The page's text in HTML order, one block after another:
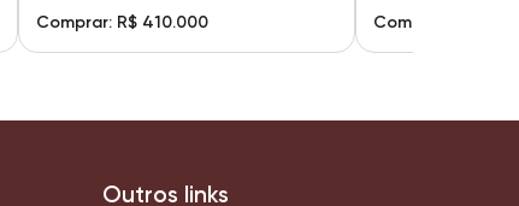
Comprar: R$ 410.000 Comprar: R$
Outros links